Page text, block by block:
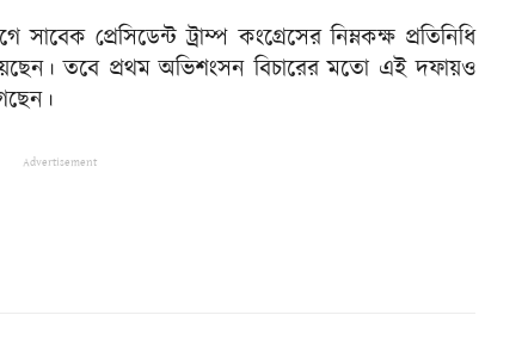
প্রেসিডেন্ট ট্রাম্প কংগ্রেসের নিম্নকক্ষ প্রতিনিধি
তবে প্রথম অভিশংসন বিচারের মতো এই দফায়ও
Advertisement